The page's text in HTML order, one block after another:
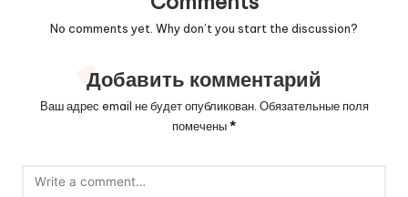
No comments yet. Why don’t you start the discussion?
Добавить комментарий
Ваш адрес email не будет опубликован. Обязательные поля
помечены*